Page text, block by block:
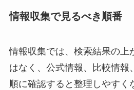
情報収集で見るべき順番
情報収集では、検索結果の上
はなく、公式情報、比較情報
順に確認すると整理しやすく